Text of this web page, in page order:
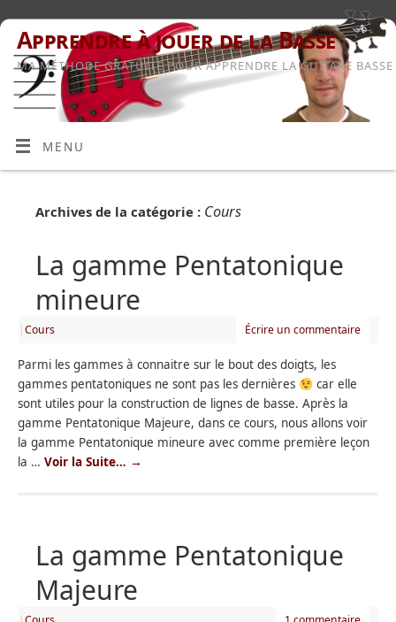
Apprendre à jouer de la Basse
MA MÉTHODE GRATUITE POUR APPRENDRE LA GUITARE BASSE
MENU
Archives de la catégorie : Cours
La gamme Pentatonique
mineure
|Cours Écrire un commentaire
Parmi les gammes à connaitre sur le bout des doigts, les
gammes pentatoniques ne sont pas les dernières
car elle
sont utiles pour la construction de lignes de basse. Après la
gamme Pentatonique Majeure, dans ce cours, nous allons voir
la gamme Pentatonique mineure avec comme première leçon
la …Voir la Suite… →
La gamme Pentatonique
Majeure